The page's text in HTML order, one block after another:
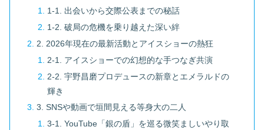
1-1. 出会いから交際公表までの秘話
1-2. 破局の危機を乗り越えた深い絆
2. 2026年現在の最新活動とアイスショーの熱狂
2-1. アイスショーでの幻想的な手つなぎ共演
2-2. 宇野昌磨プロデュースの新章とエメラルドの
輝き
3. SNSや動画で垣間見える等身大の二人
3-1. YouTube「銀の盾」を巡る微笑ましいやり取